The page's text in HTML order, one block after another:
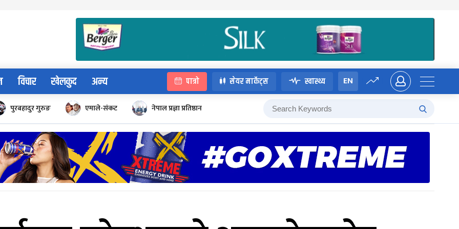
विचार खेलकुद अन्य पात्रो सेयर मार्केट्स स्वास्थ्य EN
पुरबहादुर गुरुङ एमाले-संकट नेपाल प्रज्ञा प्रतिष्ठान